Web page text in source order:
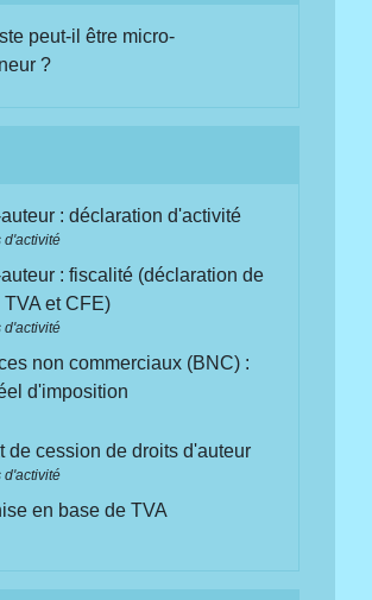
peut-il être micro-
?
: déclaration d'activité
d'activité
: fiscalité (déclaration de
TVA et CFE)
d'activité
non commerciaux (BNC) :
d'imposition
de cession de droits d'auteur
d'activité
en base de TVA